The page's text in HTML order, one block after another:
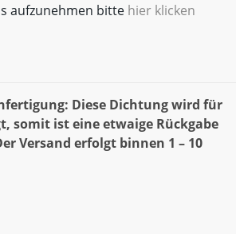
aufzunehmen bitte hier klicken
Diese Dichtung wird für
somit ist eine etwaige Rückgabe
Versand erfolgt binnen 1 – 10